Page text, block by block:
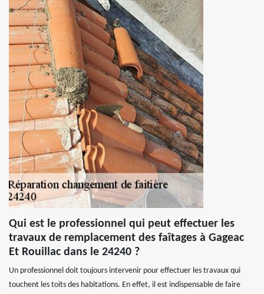
Qui est le professionnel qui peut effectuer les
travaux de remplacement des faîtages à Gageac
Et Rouillac dans le 24240 ?
Un professionnel doit toujours intervenir pour effectuer les travaux qui
touchent les toits des habitations. En effet, il est indispensable de faire